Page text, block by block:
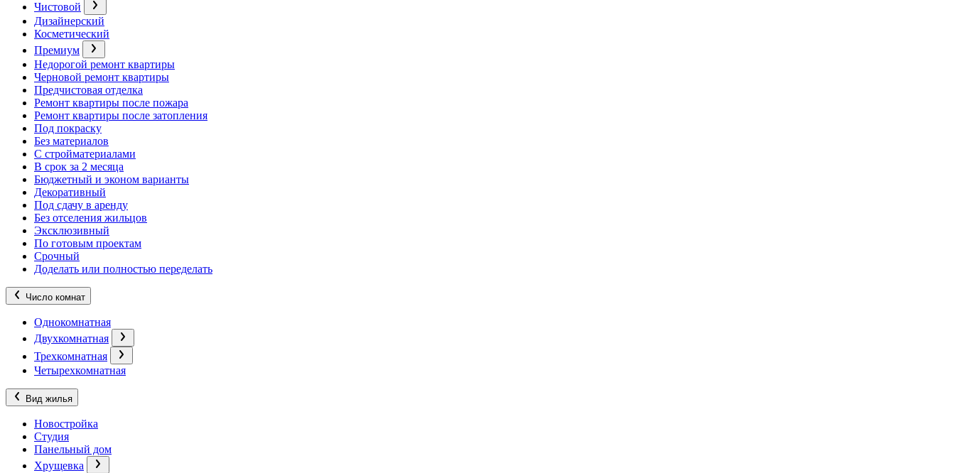
Чистовой
Дизайнерский
Косметический
Премиум
Недорогой ремонт квартиры
Черновой ремонт квартиры
Предчистовая отделка
Ремонт квартиры после пожара
Ремонт квартиры после затопления
Под покраску
Без материалов
С стройматериалами
В срок за 2 месяца
Бюджетный и эконом варианты
Декоративный
Под сдачу в аренду
Без отселения жильцов
Эксклюзивный
По готовым проектам
Срочный
Доделать или полностью переделать
Число комнат
Однокомнатная
Двухкомнатная
Трехкомнатная
Четырехкомнатная
Вид жилья
Новостройка
Студия
Панельный дом
Хрущевка